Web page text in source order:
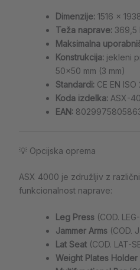
Dimenzije: 1516 ×
Teža naprave: 369,5
Maksimalna
Konstrukcija: jekleni
50×50 mm (3 mm)
Standardi: CE EN
Koda izdelka: ASX-
EAN:
💡 Opcijska oprema
ASX 4000 je združljiv z
funkcionalnost naprave:
Leg Press (COD.
Jammer Arms (COD.
Lat Seat (COD. LAT-
Weight Plates Holder